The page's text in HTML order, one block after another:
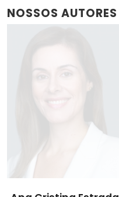
NOSSOS AUTORES